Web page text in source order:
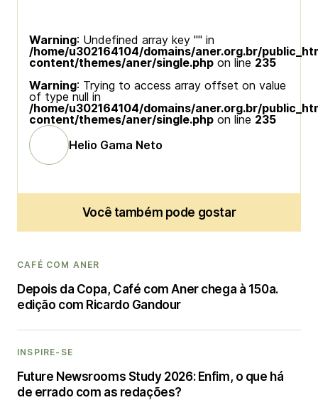
Warning: Undefined array key "" in
/home/u302164104/domains/aner.org.br/
content/themes/aner/single.php on line 235
Warning: Trying to access array offset on value
of type null in
/home/u302164104/domains/aner.org.br/
content/themes/aner/single.php on line 235
Helio Gama Neto
Você também pode gostar
CAFÉ COM ANER
Depois da Copa, Café com Aner chega à 150a.
edição com Ricardo Gandour
INSPIRE-SE
Future Newsrooms Study 2026: Enfim, o que há
de errado com as redações?